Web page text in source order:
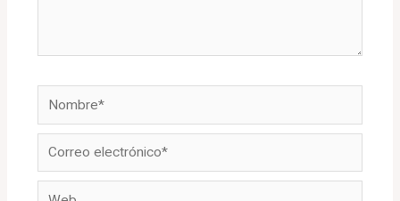
Nombre*
Correo
electrónico*
Web